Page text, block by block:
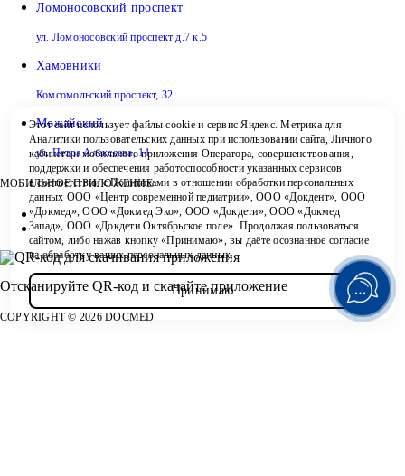
Контакты
+7 495 150-99-51
Ломоносовский проспект
ул. Ломоносовский проспект д.7 к.5
Хамовники
Комсомольский проспект, 32
Можайский
ул. Петра Алексеева, 14
МОБИЛЬНОЕ ПРИЛОЖЕНИЕ
Отсканируйте QR-код и скачайте приложение
COPYRIGHT © 2026 DOCMED
Этот сайт использует файлыcookieи сервис Яндекс. Метрикадля
Аналитики пользовательских данных при использовании сайта, Личного
кабинета и мобильного приложения Оператора, совершенствования,
поддержки и обеспечения работоспособности указанных сервисов
в соответствии сПолитиками в отношении обработки персональных
данных ООО «Центр современной педиатрии», ООО «Докдент», ООО
«Докмед», ООО «Докмед Эко», ООО «Докдети», ООО «Докмед
Запад», ООО «Докдети Октябрьское поле». Продолжая пользоваться
сайтом, либо нажав кнопку «Принимаю», вы даёте осознанное согласие
на обработку ваших персональных данных.
Принимаю